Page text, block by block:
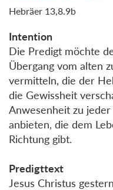
Hebräer 13,8.9b
Intention
Die Predigt möchte
Übergang vom alten
vermitteln, die der
die Gewissheit
Anwesenheit zu
anbieten, die dem
Richtung gibt.
Predigttext
Jesus Christus